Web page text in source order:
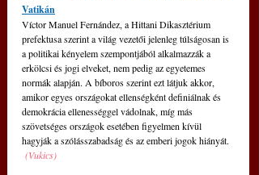
Vatikán
Víctor Manuel Fernández, a Hittani Dikasztérium
prefektusa szerint a világ vezetői jelenleg túlságosan is
a politikai kényelem szempontjából alkalmazzák a
erkölcsi és jogi elveket, nem pedig az egyetemes
normák alapján. A bíboros szerint ezt látjuk akkor,
amikor egyes országokat ellenségként definiálnak és
demokrácia ellenességgel vádolnak, míg más
szövetséges országok esetében figyelmen kívül
hagyják a szólásszabadság és az emberi jogok hiányát.
(Vukics)